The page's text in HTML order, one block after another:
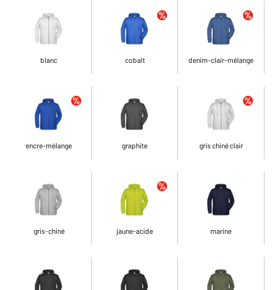
blanc cobalt denim-clair-mélange
encre-mélange graphite gris chiné clair
gris-chiné jaune-acide marine